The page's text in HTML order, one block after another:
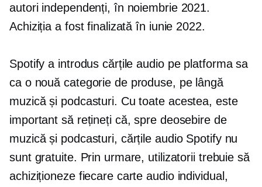
autori independenți, în noiembrie 2021.
Achiziția a fost finalizată în iunie 2022.
Spotify a introdus cărțile audio pe platforma sa
ca o nouă categorie de produse, pe lângă
muzică și podcasturi. Cu toate acestea, este
important să rețineți că, spre deosebire de
muzică și podcasturi, cărțile audio Spotify nu
sunt gratuite. Prin urmare, utilizatorii trebuie să
achiziționeze fiecare carte audio individual,